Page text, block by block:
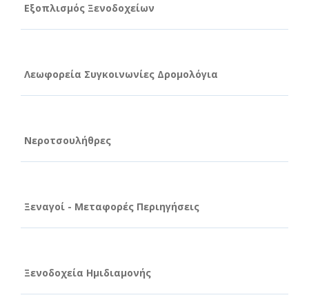
Εξοπλισμός Ξενοδοχείων
Λεωφορεία Συγκοινωνίες Δρομολόγια
Νεροτσουλήθρες
Ξεναγοί - Μεταφορές Περιηγήσεις
Ξενοδοχεία Ημιδιαμονής